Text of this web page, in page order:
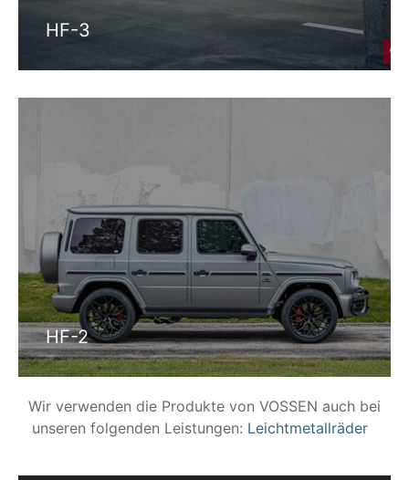
HF-3
HF-2
Wir verwenden die Produkte von VOSSEN auch bei
unseren folgenden Leistungen: Leichtmetallräder